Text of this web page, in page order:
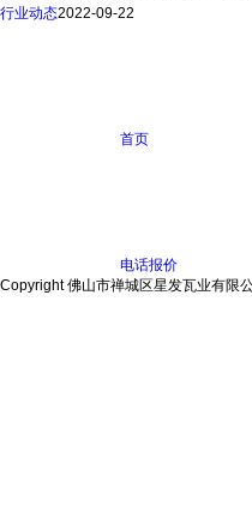
行业动态2022-09-22
首页
电话报价
Copyright 佛山市禅城区星发瓦业有限